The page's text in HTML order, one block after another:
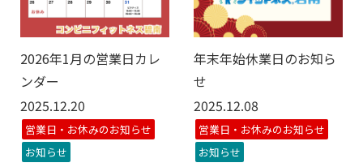
2026年1月の営業日カレ
ンダー
2025.12.20
営業日・お休みのお知らせ
お知らせ
年末年始休業日のお知ら
せ
2025.12.08
営業日・お休みのお知らせ
お知らせ